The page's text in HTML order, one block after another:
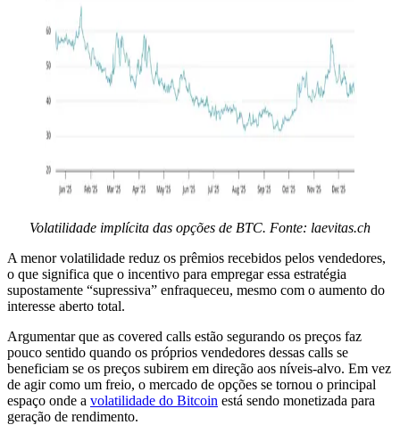
Volatilidade implícita das opções de BTC. Fonte: laevitas.ch
A menor volatilidade reduz os prêmios recebidos pelos vendedores,
o que significa que o incentivo para empregar essa estratégia
supostamente “supressiva” enfraqueceu, mesmo com o aumento do
interesse aberto total.
Argumentar que as covered calls estão segurando os preços faz
pouco sentido quando os próprios vendedores dessas calls se
beneficiam se os preços subirem em direção aos níveis-alvo. Em vez
de agir como um freio, o mercado de opções se tornou o principal
espaço onde a volatilidade do Bitcoin está sendo monetizada para
geração de rendimento.